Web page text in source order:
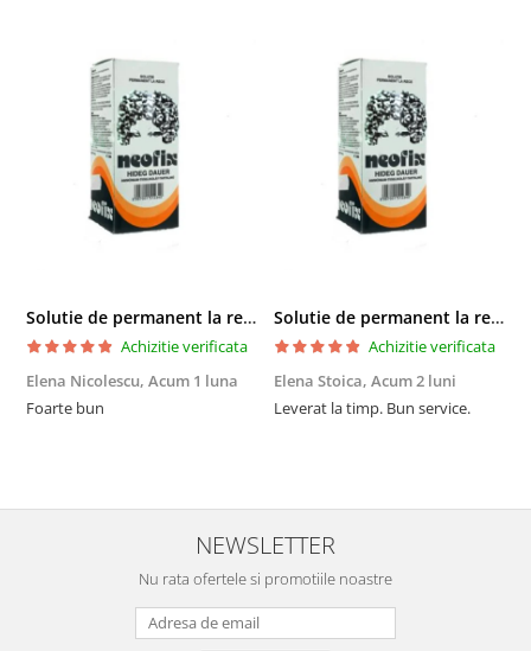
Solutie de permanent la rece Neofix 100ml
Achizitie verificata
Elena Nicolescu, Acum 1 luna
Foarte bun
Solutie de permanent la rece Neofix 100ml
Achizitie verificata
Elena Stoica, Acum 2 luni
Leverat la timp. Bun service.
NEWSLETTER
Nu rata ofertele si promotiile noastre